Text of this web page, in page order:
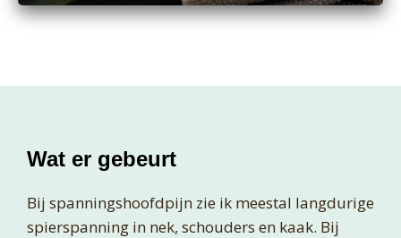
Wat er gebeurt
Bij spanningshoofdpijn zie ik meestal langdurige
spierspanning in nek, schouders en kaak. Bij